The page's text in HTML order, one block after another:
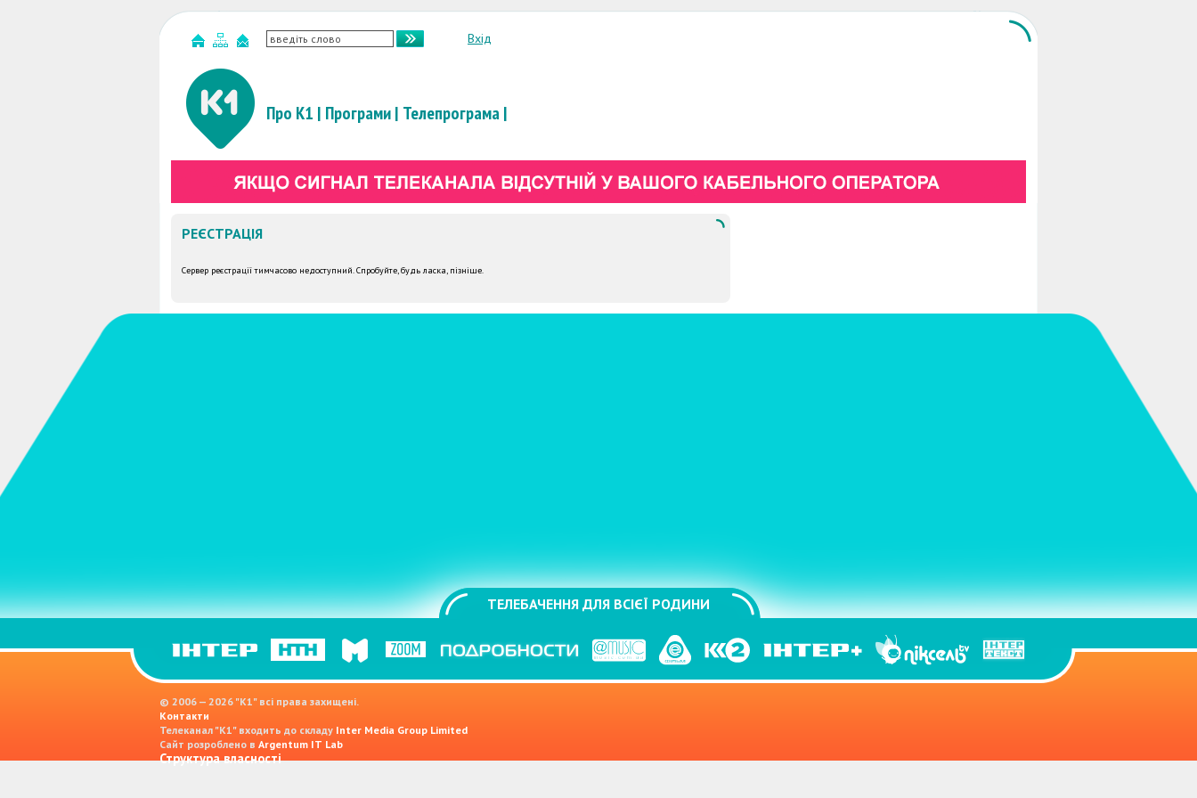
Вхід
Про К1 | Програми| Телепрограма|
РЕЄСТРАЦІЯ
Сервер реєстрації тимчасово недоступний. Спробуйте, будь ласка, пізніше.
ТЕЛЕБАЧЕННЯ ДЛЯ ВСІЄЇ РОДИНИ
© 2006 — 2026 "K1" всі права захищені.
Контакти
Телеканал "К1" входить до складу Inter Media Group Limited
Сайт розроблено в Argentum IT Lab
Структура власності